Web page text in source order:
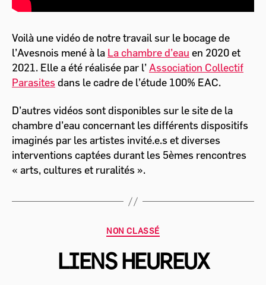
Voilà une vidéo de notre travail sur le bocage de
l’Avesnois mené à la La chambre d’eau en 2020 et
2021. Elle a été réalisée par l’ Association Collectif
Parasitesdans le cadre de l’étude 100% EAC.
D’autres vidéos sont disponibles sur le site de la
chambre d’eau concernant les différents dispositifs
imaginés par les artistes invité.e.s et diverses
interventions captées durant les 5èmes rencontres
« arts, cultures et ruralités ».
Catégories
NON CLASSÉ
LIENS HEUREUX